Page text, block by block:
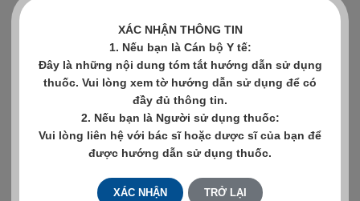
XÁC NHẬN THÔNG TIN
1. Nếu bạn là Cán bộ Y tế:
Đây là những nội dung tóm tắt hướng dẫn sử dụng
thuốc. Vui lòng xem tờ hướng dẫn sử dụng để có
đầy đủ thông tin.
2. Nếu bạn là Người sử dụng thuốc:
Vui lòng liên hệ với bác sĩ hoặc dược sĩ của bạn để
được hướng dẫn sử dụng thuốc.
XÁC NHẬN TRỞ LẠI